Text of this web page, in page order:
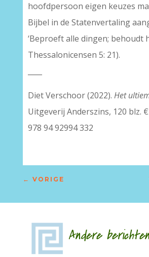
hoofdpersoon eigen keuzes
Bijbel in de Statenvertaling
‘Beproeft alle dingen; behoudt
Thessalonicensen 5: 21).
Diet Verschoor (2022). Het
Uitgeverij Anderszins, 120 blz.
978 94 92994 332
← VORIGE
Andere